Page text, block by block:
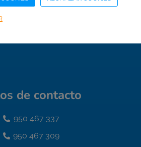
de contacto
950 467 337
950 467 309